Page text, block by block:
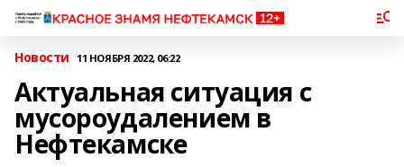
Новости 11 НОЯБРЯ 2022, 06:22
Актуальная ситуация с
мусороудалением в
Нефтекамске